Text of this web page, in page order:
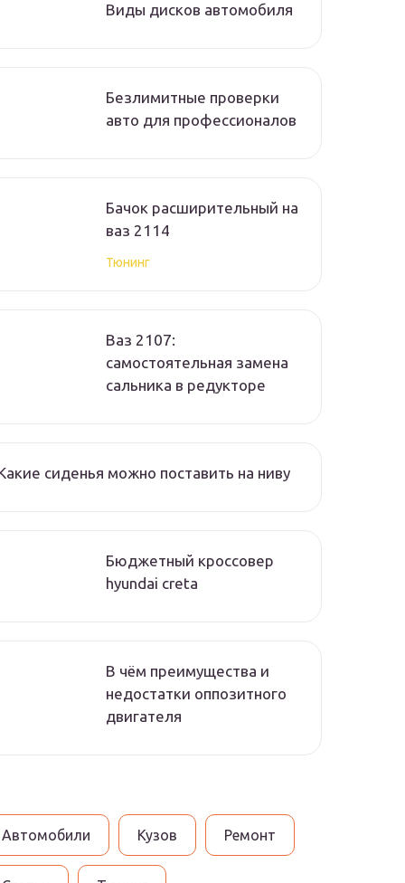
Виды дисков автомобиля
Безлимитные проверки
авто для профессионалов
Бачок расширительный на
ваз 2114
Тюнинг
Ваз 2107:
самостоятельная замена
сальника в редукторе
сиденья можно поставить на ниву
Бюджетный кроссовер
hyundai creta
В чём преимущества и
недостатки оппозитного
двигателя
Автомобили Кузов Ремонт